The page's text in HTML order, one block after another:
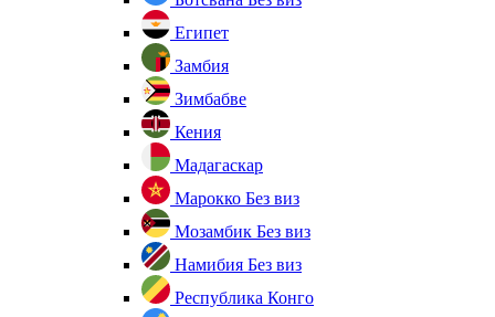
Египет
Замбия
Зимбабве
Кения
Мадагаскар
Марокко Без виз
Мозамбик Без виз
Намибия Без виз
Республика Конго